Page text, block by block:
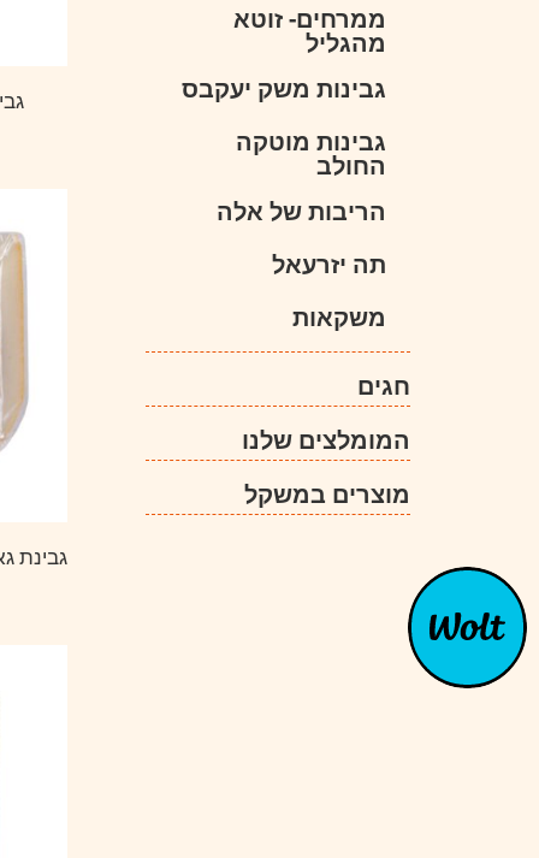
ממרחים- זוטא
מהגליל
גבינות משק יעקבס
גבינות מוטקה
החולב
הריבות של אלה
תה יזרעאל
משקאות
חגים
המומלצים שלנו
מוצרים במשקל